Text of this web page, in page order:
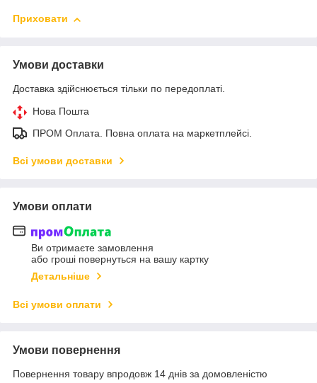
Приховати
Умови доставки
Доставка здійснюється тільки по передоплаті.
Нова Пошта
ПРОМ Оплата. Повна оплата на маркетплейсі.
Всі умови доставки
Умови оплати
Ви отримаєте замовлення
або гроші повернуться на вашу картку
Детальніше
Всі умови оплати
Умови повернення
Повернення товару впродовж 14 днів за домовленістю